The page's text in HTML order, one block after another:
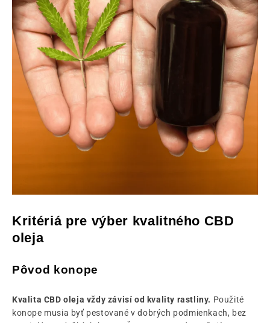
Kritériá pre výber kvalitného CBD
oleja
Pôvod konope
Kvalita CBD oleja vždy závisí od kvality rastliny. Použité
konope musia byť pestované v dobrých podmienkach, bez